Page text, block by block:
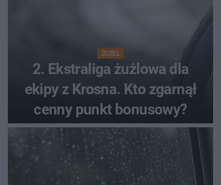
ŻUŻEL
2. Ekstraliga żużlowa dla
ekipy z Krosna. Kto zgarnął
cenny punkt bonusowy?